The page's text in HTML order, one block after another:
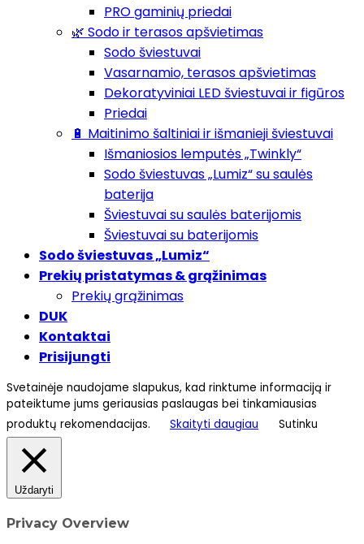
PRO gaminių priedai
🌿 Sodo ir terasos apšvietimas
Sodo šviestuvai
Vasarnamio, terasos apšvietimas
Dekoratyviniai LED šviestuvai ir figūros
Priedai
🔋 Maitinimo šaltiniai ir išmanieji šviestuvai
Išmaniosios lemputės „Twinkly“
Sodo šviestuvas „Lumiz“ su saulės
baterija
Šviestuvai su saulės baterijomis
Šviestuvai su baterijomis
Sodo šviestuvas „Lumiz“
Prekių pristatymas & grąžinimas
Prekių grąžinimas
DUK
Kontaktai
Prisijungti
Svetainėje naudojame slapukus, kad rinktume informaciją ir
pateiktume jums geriausias paslaugas bei tinkamiausias
produktų rekomendacijas.
Skaityti daugiau Sutinku
Uždaryti
Privacy Overview